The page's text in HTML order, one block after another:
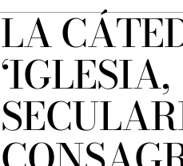
LA
‘IGLESIA,